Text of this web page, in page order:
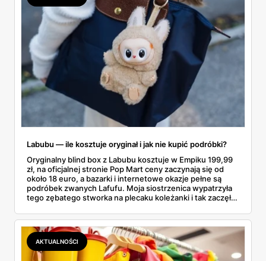
Labubu — ile kosztuje oryginał i jak nie kupić podróbki?
Oryginalny blind box z Labubu kosztuje w Empiku 199,99
zł, na oficjalnej stronie Pop Mart ceny zaczynają się od
około 18 euro, a bazarki i internetowe okazje pełne są
podróbek zwanych Lafufu. Moja siostrzenica wypatrzyła
tego zębatego stworka na plecaku koleżanki i tak zaczęło
kosztuje i po czym poznać, że sprzedawca nie wciska nam
podróbki. Spisałam wszystko, czego się dowiedziałam —
łącznie z jedną wpadką, o której za chwilę.
AKTUALNOŚCI